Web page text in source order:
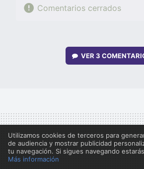
Comentarios cerrados
VER 3
Utilizamos cookies de terceros para
de audiencia y mostrar publicidad
tu navegación. Si sigues navegando
Más información